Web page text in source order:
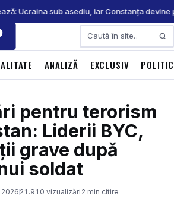
Ucraina sub asediu, iar Constanța devine
Caută
ANALIZĂ EXCLUSIV
pentru terorism
Liderii BYC,
grave după
soldat
21.910 vizualizări 2 min citire